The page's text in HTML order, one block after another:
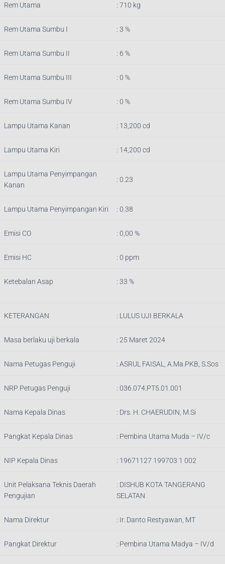
Rem Utama : 710 kg
Rem Utama Sumbu I : 3 %
Rem Utama Sumbu II : 6 %
Rem Utama Sumbu III : 0 %
Rem Utama Sumbu IV : 0 %
Lampu Utama Kanan : 13,200 cd
Lampu Utama Kiri : 14,200 cd
Lampu Utama Penyimpangan
Kanan
: 0.23
Lampu Utama Penyimpangan Kiri : 0.38
Emisi CO : 0,00 %
Emisi HC : 0 ppm
Ketebalan Asap : 33 %
KETERANGAN : LULUS UJI BERKALA
Masa berlaku uji berkala : 25 Maret 2024
Nama Petugas Penguji : ASRUL FAISAL, A.Ma.PKB, S.Sos
NRP Petugas Penguji : 036.074.PT5.01.001
Nama Kepala Dinas : Drs. H. CHAERUDIN, M.Si
Pangkat Kepala Dinas : Pembina Utama Muda – IV/c
NIP Kepala Dinas : 19671127 199703 1 002
Unit Pelaksana Teknis Daerah
Pengujian
: DISHUB KOTA TANGERANG
SELATAN
Nama Direktur : Ir. Danto Restyawan, MT
Pangkat Direktur : Pembina Utama Madya – IV/d